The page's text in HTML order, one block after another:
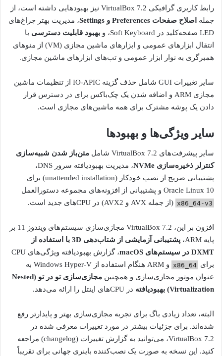
رابط کاربری گرافیکی VirtualBox 7.2 نیز بهبودهایی داشته است، از
جمله اصلاح صفحات Preferences و Settings
، مدیریت بهتر چراغ‌های
LED صفحه‌کلید در Soft Keyboard، و
بهبود قابلیت دسترسی با
انتقال ابزارهای عمومی و ابزارهای ماشین مجازی (VM) از منوهای
همبرگری به نوار ابزار عمومی و تب‌های ابزارهای ماشین مجازی.
سایر تغییرات GUI شامل حذف گزینه IO-APIC از تنظیمات ماشین
مجازی ARM و اضافه شدن یک چک‌باکس برای در دسترس قرار
دادن یک پوشه مشترک برای همه ماشین‌های مجازی است.
سایر ویژگی‌ها و بهبودها
سایر پیشرفت‌های VirtualBox 7.2 شامل
متن‌باز شدن شبیه‌سازی
کنترلر ذخیره‌سازی NVMe
، مدیریت بهبودیافته سرور DNS،
پشتیبانی صریح از نصب خودکار (unattended installation) برای
Oracle Linux 10 و پشتیبانی از افزونه‌های مجموعه دستورالعمل
x86_64-v3 (از جمله AVX و AVX2) در CPUهای جدید است.
افزون بر این، VirtualBox 7.2 مجازی‌سازی سیستم‌های ویندوز 11 بر
پایه ARM،
پشتیبانی آزمایشی از شتاب‌دهی 3D با استفاده از
DXMT در سیستم‌های macOS
، گزارش بهبودیافته ویژگی‌های CPU
برای x86_64
و ARM هنگام استفاده از Windows Hyper-V به
عنوان موتور مجازی‌سازی و همچنین
مجازی‌سازی تو در تو (Nested
Virtualization) بهبودیافته
در CPUهای اینتل را ارائه می‌دهد.
البته، تعداد زیادی باگ برای تجربه مجازی‌سازی بهتر و پایدارتر رفع
شده‌اند. برای جزئیات بیشتر در مورد تغییرات معرفی شده در
VirtualBox 7.2، می‌توانید به گزارش تغییرات (changelog) مراجعه
کنید. این نسخه به صورت یک نصب‌کننده باینری جهانی برای تقریباً